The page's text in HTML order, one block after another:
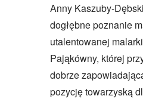
Anny Kaszuby-
dogłębne poznanie
utalentowanej
Pająkówny, której
dobrze
pozycję towarzyską